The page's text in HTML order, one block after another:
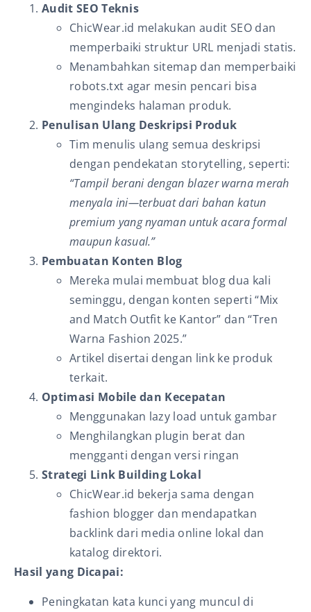
Audit SEO Teknis
ChicWear.id melakukan audit SEO dan
memperbaiki struktur URL menjadi statis.
Menambahkan sitemap dan memperbaiki
robots.txt agar mesin pencari bisa
mengindeks halaman produk.
Penulisan Ulang Deskripsi Produk
Tim menulis ulang semua deskripsi
dengan pendekatan storytelling, seperti:
“Tampil berani dengan blazer warna merah
menyala ini—terbuat dari bahan katun
premium yang nyaman untuk acara formal
maupun kasual.”
Pembuatan Konten Blog
Mereka mulai membuat blog dua kali
seminggu, dengan konten seperti “Mix
and Match Outfit ke Kantor” dan “Tren
Warna Fashion 2025.”
Artikel disertai dengan link ke produk
terkait.
Optimasi Mobile dan Kecepatan
Menggunakan lazy load untuk gambar
Menghilangkan plugin berat dan
mengganti dengan versi ringan
Strategi Link Building Lokal
ChicWear.id bekerja sama dengan
fashion blogger dan mendapatkan
backlink dari media online lokal dan
katalog direktori.
Hasil yang Dicapai:
Peningkatan kata kunci yang muncul di